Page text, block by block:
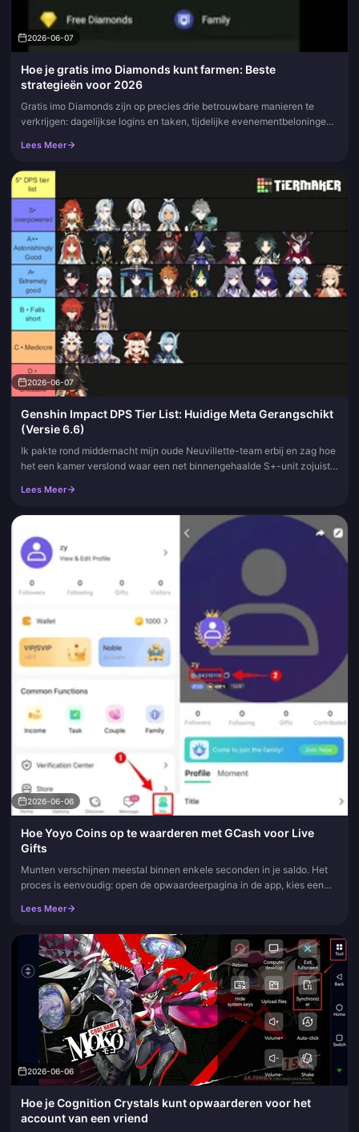
2026-06-07
Hoe je gratis imo Diamonds kunt farmen: Beste
strategieën voor 2026
Gratis imo Diamonds zijn op precies drie betrouwbare manieren te
verkrijgen: dagelijkse logins en taken, tijdelijke evenementbeloningen
Lees Meer
2026-06-07
Genshin Impact DPS Tier List: Huidige Meta Gerangschikt
(Versie 6.6)
Ik pakte rond middernacht mijn oude Neuvillette-team erbij en zag hoe
het een kamer verslond waar een net binnengehaalde S+-unit zojuist
Lees Meer
2026-06-06
Hoe Yoyo Coins op te waarderen met GCash voor Live
Gifts
Munten verschijnen meestal binnen enkele seconden in je saldo. Het
proces is eenvoudig: open de opwaardeerpagina in de app, kies een
Lees Meer
2026-06-06
Hoe je Cognition Crystals kunt opwaarderen voor het
account van een vriend